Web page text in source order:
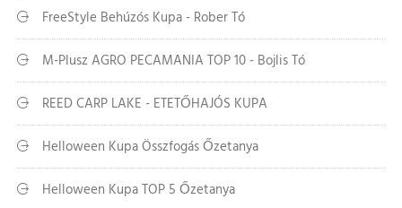
FreeStyle Behúzós Kupa - Rober Tó
M-Plusz AGRO PECAMANIA TOP 10 - Bojlis Tó
REED CARP LAKE - ETETŐHAJÓS KUPA
Helloween Kupa Összfogás Őzetanya
Helloween Kupa TOP 5 Őzetanya